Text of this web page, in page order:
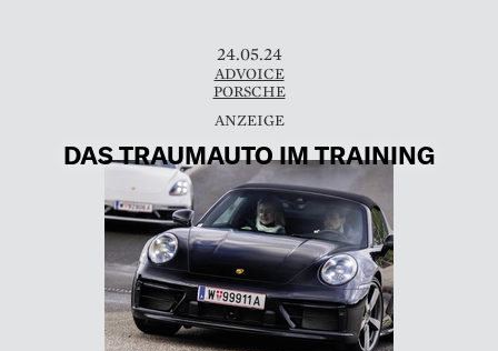
24.05.24
ADVOICE
PORSCHE
DAS TRAUMAUTO IM TRAINING